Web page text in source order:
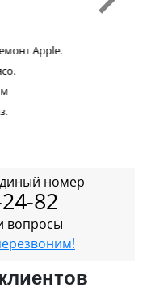
Apple.
номер
82
вопросы